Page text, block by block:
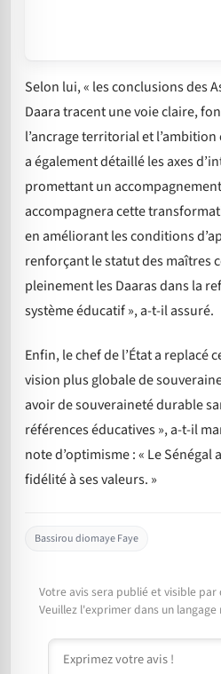
Selon lui, « les conclusions des
Daara tracent une voie claire,
l’ancrage territorial et
a également détaillé les axes
promettant un accompagnement
accompagnera cette
en améliorant les conditions
renforçant le statut des maîtres
pleinement les Daaras dans la
système éducatif », a-t-il assuré.
Enfin, le chef de l’État a replacé
vision plus globale de
avoir de souveraineté durable
références éducatives », a-t-il
note d’optimisme : « Le Sénégal
fidélité à ses valeurs. »
Bassirou diomaye Faye
Votre avis sera publié et visible
Veuillez l'exprimer dans un
Commentaire